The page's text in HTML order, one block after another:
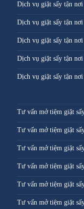
Dịch vụ giặt sấy tận
Dịch vụ giặt sấy tận
Dịch vụ giặt sấy tận
Dịch vụ giặt sấy tận
Dịch vụ giặt sấy tận
Tư vấn mở tiệm giặt
Tư vấn mở tiệm giặt
Tư vấn mở tiệm giặt
Tư vấn mở tiệm giặt
Tư vấn mở tiệm giặt
Tư vấn mở tiệm giặt